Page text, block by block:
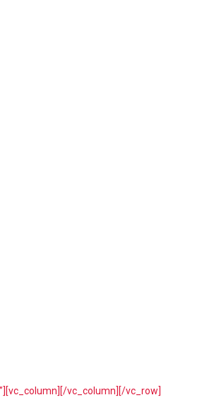
vc_column][/vc_row]